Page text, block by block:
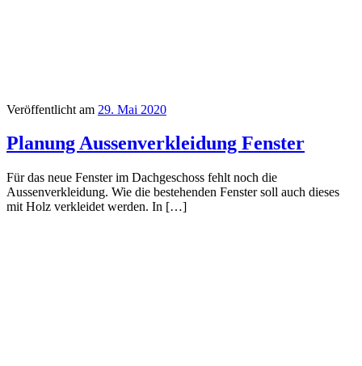
Veröffentlicht am 29. Mai 2020
Planung Aussenverkleidung Fenster
Für das neue Fenster im Dachgeschoss fehlt noch die
Aussenverkleidung. Wie die bestehenden Fenster soll auch dieses
mit Holz verkleidet werden. In […]